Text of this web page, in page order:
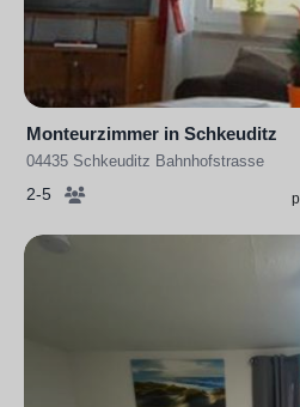
Monteurzimmer in Schkeuditz
04435 Schkeuditz Bahnhofstrasse
2-5